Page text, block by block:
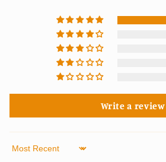
Write a review
Sort by